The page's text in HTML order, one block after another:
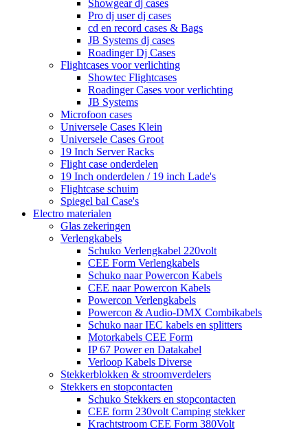
Showgear dj cases
Pro dj user dj cases
cd en record cases & Bags
JB Systems dj cases
Roadinger Dj Cases
Flightcases voor verlichting
Showtec Flightcases
Roadinger Cases voor verlichting
JB Systems
Microfoon cases
Universele Cases Klein
Universele Cases Groot
19 Inch Server Racks
Flight case onderdelen
19 Inch onderdelen / 19 inch Lade's
Flightcase schuim
Spiegel bal Case's
Electro materialen
Glas zekeringen
Verlengkabels
Schuko Verlengkabel 220volt
CEE Form Verlengkabels
Schuko naar Powercon Kabels
CEE naar Powercon Kabels
Powercon Verlengkabels
Powercon & Audio-DMX Combikabels
Schuko naar IEC kabels en splitters
Motorkabels CEE Form
IP 67 Power en Datakabel
Verloop Kabels Diverse
Stekkerblokken & stroomverdelers
Stekkers en stopcontacten
Schuko Stekkers en stopcontacten
CEE form 230volt Camping stekker
Krachtstroom CEE Form 380Volt